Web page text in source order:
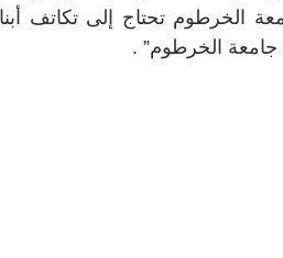
الخرطوم تحتاج إلى تكاتف
جامعة الخرطوم” .